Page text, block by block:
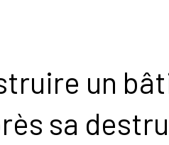
un
sa